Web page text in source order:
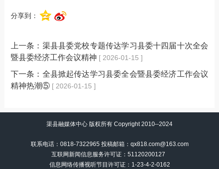
分享到：
上一条： 渠县县委党校专题传达学习县委十四届十次全会
暨县委经济工作会议精神 [ 2026-01-15 ]
下一条： 全县掀起传达学习县委全会暨县委经济工作会议
精神热潮⑤ [ 2026-01-15 ]
渠县融媒体中心 版权所有 Copyright 2010--2024
联系电话：0818-7322965 投稿邮箱：qx818.com@163.com
互联网新闻信息服务许可证：51120200127
信息网络传播视听节目许可证： 1-23-4-2-0162